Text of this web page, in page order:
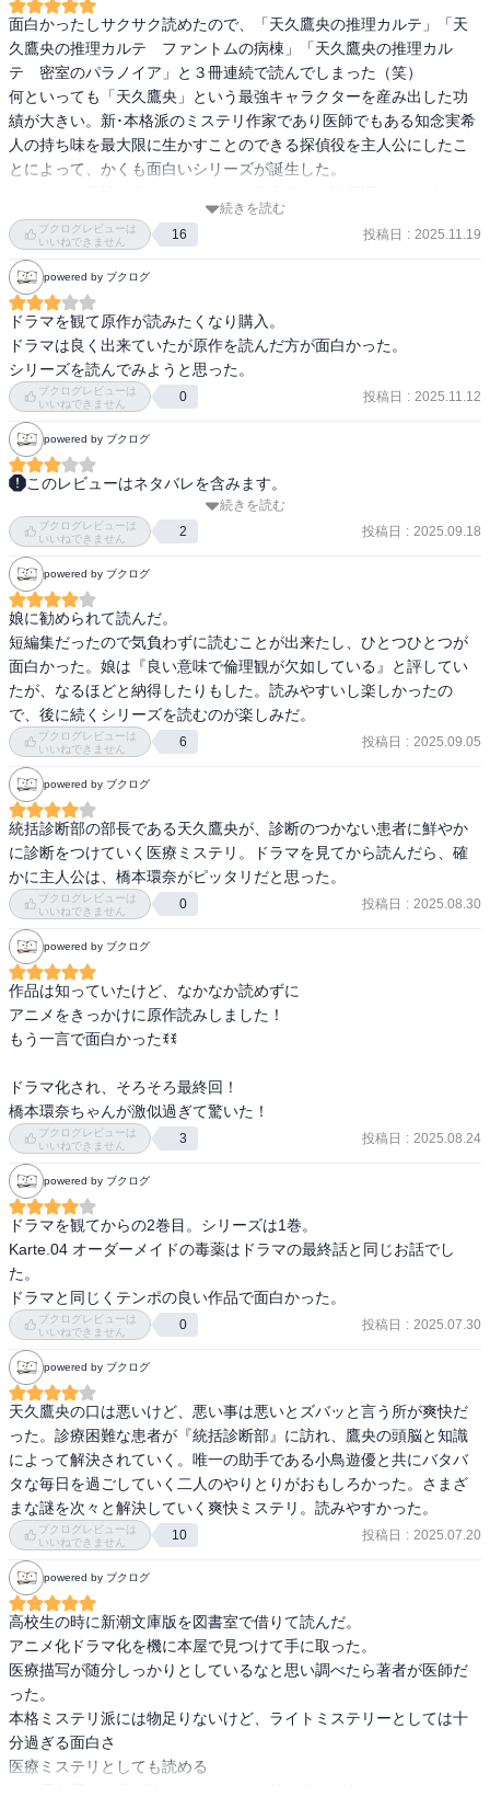
あとは予想できたが、トリックは全然わからなかった。
登場人物の会話はコミカルでこちらも面白い。
続編がいっぱい出ているようなので、今後の展開も楽しみ。鷹央と
小鳥遊の今後の関係も気になります。
面白かったしサクサク読めたので、「天久鷹央の推理カルテ」「天
久鷹央の推理カルテ　ファントムの病棟」「天久鷹央の推理カル
テ　密室のパラノイア」と３冊連続で読んでしまった（笑）
何といっても「天久鷹央」という最強キャラクターを産み出した功
績が大きい。新･本格派のミステリ作家であり医師でもある知念実希
人の持ち味を最大限に生かすことのできる探偵役を主人公にしたこ
とによって、かくも面白いシリーズが誕生した。
な"本格派"は好きではない。しかし知念実希人は「硝子の塔の殺人」
などのように単なる本格派ではなく、きちんとストーリー構築とキ
ャラクター描写を行う"本格･ストーリー派"とでも言うべき作家だ。
このシリーズでも詳細な証拠の分析や広範な医学知識による謎解き
と併せて、鷹央を中心としたユニークなストーリーが展開されてい
る。特に「ファントムの病棟」の「天使が舞い降りる夜」は鷹央の
悲しみがひしひしと伝わってきて思わず涙したほどだ。面白くて質
も高い作品となればシリーズ化も当然で、現時点(2025年11月)で既
に19刊が発刊されており今後もまだまだ続く勢いだ。
余談だが、ドラマ化で鷹央役をやった橋本環奈があまりにもイメー
ジにハマりすぎていて、作者は最初から彼女を想定して当て書きし
たのではないかと思った。
続きを読む
ブクログレビューは
いいねできません
16 投稿日 : 2025.11.19
powered by ブクログ
ドラマを観て原作が読みたくなり購入。
ドラマは良く出来ていたが原作を読んだ方が面白かった。
シリーズを読んでみようと思った。
ブクログレビューは
いいねできません
0 投稿日 : 2025.11.12
powered by ブクログ
このレビューはネタバレを含みます。
天才的な診断能力と壊滅的な社会性を併せ持つ医師・天久鷹央が、
各診療科で「お手上げ」とされ、たらい回しにされる患者の謎を解
き明かしていく――本作は、医療を舞台にした短編ミステリー集で
す。収録作は4編で、事件にフォーカスしたものから、患者と医師の
ドラマに重きを置いたものまで幅広く、医療推理の多様な魅力を味
わえます。
鷹央の診断は、単に病気を突き止めるだけでなく、そこから横展開
して患者の背景や周囲で起きた事件にまで及びます。患者が体調不
良の理由を虚偽で取り繕おうとしても、彼女は身体的特徴や生活習
慣を見抜き、さらに病院周辺での出来事と結びつける。こうして
「事件」と「患者」がつながっていく過程は、医療とミステリーの
双方を楽しませてくれる心地よさがあります。
特に印象に残ったのは「不可視の胎児」。中絶したはずなのに再び
妊娠している女性を描いた一編です。タイトルの「不可視」は「見
えない」だけでなく「不可死＝中絶できない胎児」という意味を含
んでいるのではないかと感じました。取り返しのつかない選択をし
た後に、再び同じ選択を突きつけられるという物語構造が胸に響き
ます。
終盤で鷹央が告げる「子供に親を殺させるな」という言葉は、前半
に出てきた「生まれる前の胎児は人間か？」という問いに対する彼
女なりの答えだと思いました。医者と患者がそれぞれ答えの無い問
す。
医療を題材としながら、本格ミステリーの構造と人間ドラマを両立
させているのが本作の大きな魅力です。また、鷹央の型破りなキャ
ラクターも相まって、医療物らしからぬ軽い雰囲気が楽しめる作品
でした。
続きを読む
ブクログレビューは
いいねできません
2 投稿日 : 2025.09.18
powered by ブクログ
娘に勧められて読んだ。
短編集だったので気負わずに読むことが出来たし、ひとつひとつが
面白かった。娘は『良い意味で倫理観が欠如している』と評してい
たが、なるほどと納得したりもした。読みやすいし楽しかったの
で、後に続くシリーズを読むのが楽しみだ。
ブクログレビューは
いいねできません
6 投稿日 : 2025.09.05
powered by ブクログ
統括診断部の部長である天久鷹央が、診断のつかない患者に鮮やか
に診断をつけていく医療ミステリ。ドラマを見てから読んだら、確
かに主人公は、橋本環奈がピッタリだと思った。
ブクログレビューは
いいねできません
0 投稿日 : 2025.08.30
powered by ブクログ
作品は知っていたけど、なかなか読めずに
アニメをきっかけに原作読みしました！
もう一言で面白かったꉂꉂ
ドラマ化され、そろそろ最終回！
ブクログレビューは
いいねできません
3 投稿日 : 2025.08.24
powered by ブクログ
ドラマを観てからの2巻目。シリーズは1巻。
Karte.04 オーダーメイドの毒薬はドラマの最終話と同じお話でし
た。
ブクログレビューは
いいねできません
0 投稿日 : 2025.07.30
powered by ブクログ
天久鷹央の口は悪いけど、悪い事は悪いとズバッと言う所が爽快だ
った。診療困難な患者が『統括診断部』に訪れ、鷹央の頭脳と知識
によって解決されていく。唯一の助手である小鳥遊優と共にバタバ
タな毎日を過ごしていく二人のやりとりがおもしろかった。さまざ
まな謎を次々と解決していく爽快ミステリ。読みやすかった。
ブクログレビューは
いいねできません
10 投稿日 : 2025.07.20
powered by ブクログ
高校生の時に新潮文庫版を図書室で借りて読んだ。
アニメ化ドラマ化を機に本屋で見つけて手に取った。
医療描写が随分しっかりとしているなと思い調べたら著者が医師だ
った。
本格ミステリ派には物足りないけど、ライトミステリーとしては十
分過ぎる面白さ
医療ミステリとしても読める